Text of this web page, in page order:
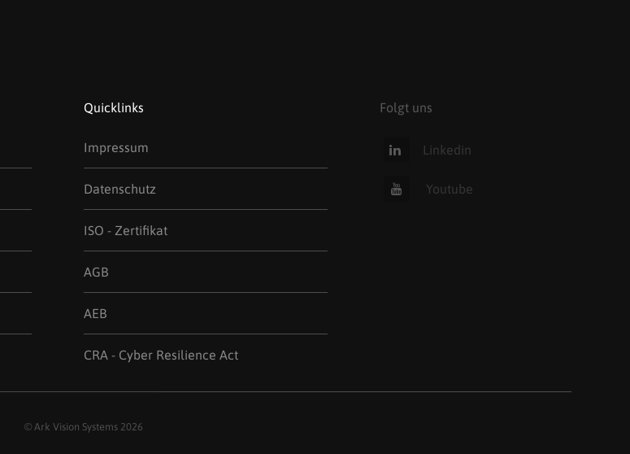
Quicklinks
Impressum
Datenschutz
ISO - Zertifikat
AGB
AEB
CRA - Cyber Resilience Act
Folgt uns
Linkedin
Youtube
© Ark Vision Systems 2026